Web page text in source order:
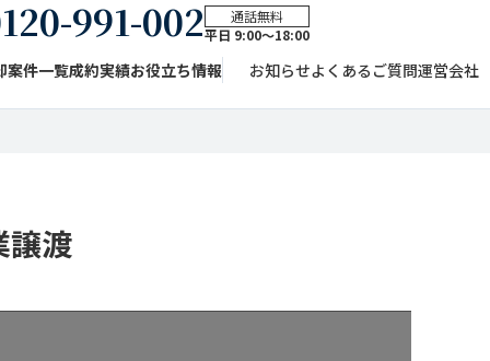
991-002
通話無料
平日 9:00〜18:00
案件一覧成約実績お役立ち情報 お知らせよくあるご質問運営会社
譲渡